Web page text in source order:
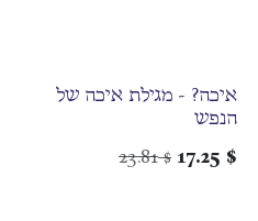
איכה? - מגילת איכה של
הנפש
$
17.25
$
23.81